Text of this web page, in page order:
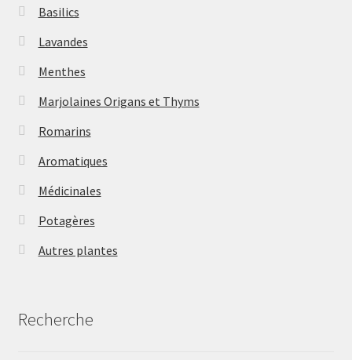
Basilics
Lavandes
Menthes
Marjolaines Origans et Thyms
Romarins
Aromatiques
Médicinales
Potagères
Autres plantes
Recherche